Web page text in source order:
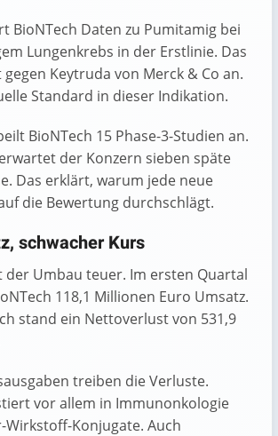
BioNTech Daten zu Pumitamig bei
Lungenkrebs in der Erstlinie. Das
Keytruda von Merck & Co an.
Standard in dieser Indikation.
BioNTech 15 Phase-3-Studien an.
der Konzern sieben späte
Das erklärt, warum jede neue
die Bewertung durchschlägt.
schwacher Kurs
der Umbau teuer. Im ersten Quartal
118,1 Millionen Euro Umsatz.
stand ein Nettoverlust von 531,9
treiben die Verluste.
vor allem in Immunonkologie
Konjugate. Auch